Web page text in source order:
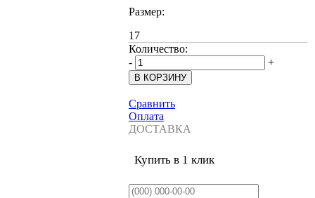
Размер:
17
Количество:
-
+
Сравнить
Оплата
ДОСТАВКА
Купить в 1 клик